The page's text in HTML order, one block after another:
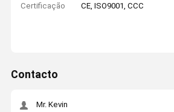
Certificação CE, ISO9001, CCC
Contacto
Mr. Kevin